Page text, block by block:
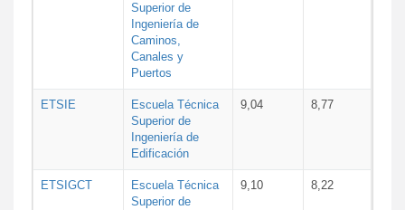
Superior de
Ingeniería de
Caminos,
Canales y
Puertos
ETSIE
Escuela Técnica
Superior de
Ingeniería de
Edificación
9,04 8,77
ETSIGCT
Escuela Técnica
Superior de
9,10 8,22